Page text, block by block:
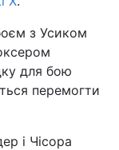
з Усиком
для бою
перемогти
і Чісора